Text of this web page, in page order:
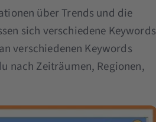
über Trends und die
sich verschiedene Keywords
verschiedenen Keywords
nach Zeiträumen, Regionen,